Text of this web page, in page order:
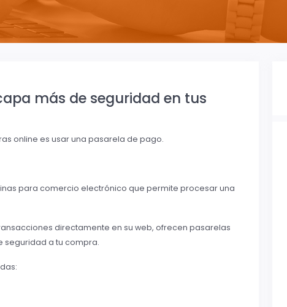
más de seguridad en tus
online es usar una pasarela de pago.
para comercio electrónico que permite procesar una
directamente en su web, ofrecen pasarelas
a tu compra.